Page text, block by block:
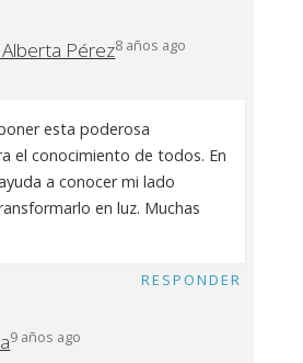
Pérez8 años ago
esta poderosa
el conocimiento de todos. En
a conocer mi lado
en luz. Muchas
RESPONDER
9 años ago